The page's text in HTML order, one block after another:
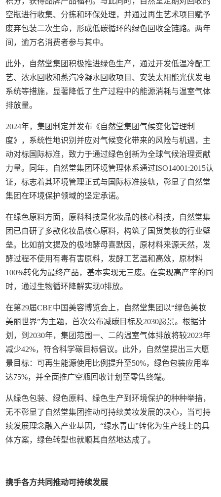
空瓶进行收集、分拣和环保处理，并通过再生艺术项目赋予
废弃包装二次生命，形成低碳循环的绿色回收全链路。两年
间，逾万名消费者参与其中。
此外，自然堂集团积极推进绿色生产，通过开发低温冷配工
艺、浓水回收和蒸汽冷凝水回收项目、安装太阳能光伏发电
系统等措施，显著降低了生产过程中的能源消耗与温室气体
排放量。
2024年，集团制定并发布《自然堂集团气候变化管理制
度》，系统性地识别并应对气候变化带来的风险与机遇，主
动对标国际标准，致力于通过绿色创新为全球气候治理贡献
力量。同年，自然堂集团环境管理体系通过ISO14001:2015认
证，标志着其环境管理正式与国际标准接轨，彰显了自然堂
集团在环境保护领域的坚定承诺。
在绿色原料方面，原料科技是化妆品的核心科技，自然堂集
团已自研了多款化妆品核心原料，构筑了国货美妆的行业壁
垒。比如前文提及的极地酵母喜默因，原材料来源天然，发
酵过程不使用有毒有害原料，发酵工艺温和高效，原材料
100%转化为最终产品，基本实现无三废。在实现高产率的同
时，通过生物循环降解实现0排放。
在第29届CBE中国美容博览会上，自然堂集团以“绿色美妆
美丽世界”为主题，首次公布减碳目标及2030愿景。根据计
划，到2030年，集团范围一、二的温室气体排放将较2023年
减少42%，符合科学碳目标倡议。此外，自然堂提出三大愿
景目标：可再生能源使用比例提升至50%，绿色包装应用率
达75%，并全面推广空瓶回收计划至零售终端。
从绿色包装、绿色原料、绿色生产到环境保护的种种举措，
无不彰显了自然堂集团推动可持续美妆发展的决心，当可持
续发展理念融入产业基因，“绿水青山”转化为生产线上的具
体方案，绿色转型也就顺其自然地达成了。
携手各方共同推动可持续发展